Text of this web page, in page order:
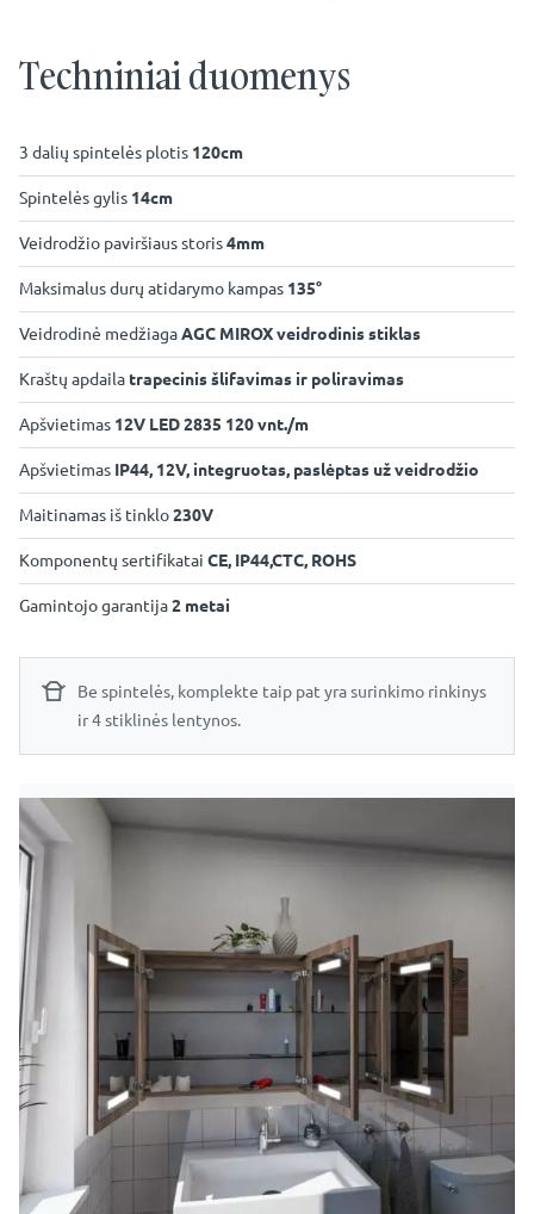
Techniniai duomenys
3 dalių spintelės plotis 120cm
Spintelės gylis 14cm
Veidrodžio paviršiaus storis4mm
Maksimalus durų atidarymo kampas 135°
Veidrodinė medžiagaAGC MIROX veidrodinis stiklas
Kraštų apdaila trapecinis šlifavimas ir poliravimas
Apšvietimas 12V LED 2835 120 vnt./m
Apšvietimas IP44, 12V, integruotas, paslėptas už veidrodžio
Maitinamas iš tinklo230V
Komponentų sertifikatai CE, IP44,CTC, ROHS
Gamintojo garantija2 metai
Be spintelės, komplekte taip pat yra surinkimo rinkinys
ir 4 stiklinės lentynos.